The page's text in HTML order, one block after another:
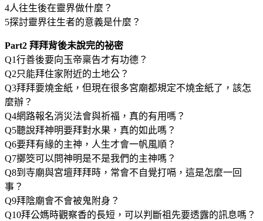
4人往生後在靈界做什麼？
5探討靈界往生者的意義是什麼？
Part2 拜拜背後未說完的祕密
Q1行善後要向玉帝稟告才有功德？
Q2只能拜住家附近的土地公？
Q3拜拜要燒金紙，但現在很多宮廟都規定不燒金紙了，該怎
麼辦？
Q4網路報名消災法會與祈福，真的有用嗎？
Q5聽說拜神明要拜對水果，真的如此嗎？
Q6要拜有緣的主神，人生才會一帆風順？
Q7擲筊可以問神明是不是我們的主神嗎？
Q8到寺廟與宮壇拜拜時，常會不自覺打嗝，這是怎麼一回
事？
Q9拜陰廟會不會被鬼附身？
Q10拜公媽時觀察香的長短，可以判斷祖先要透露的訊息嗎？